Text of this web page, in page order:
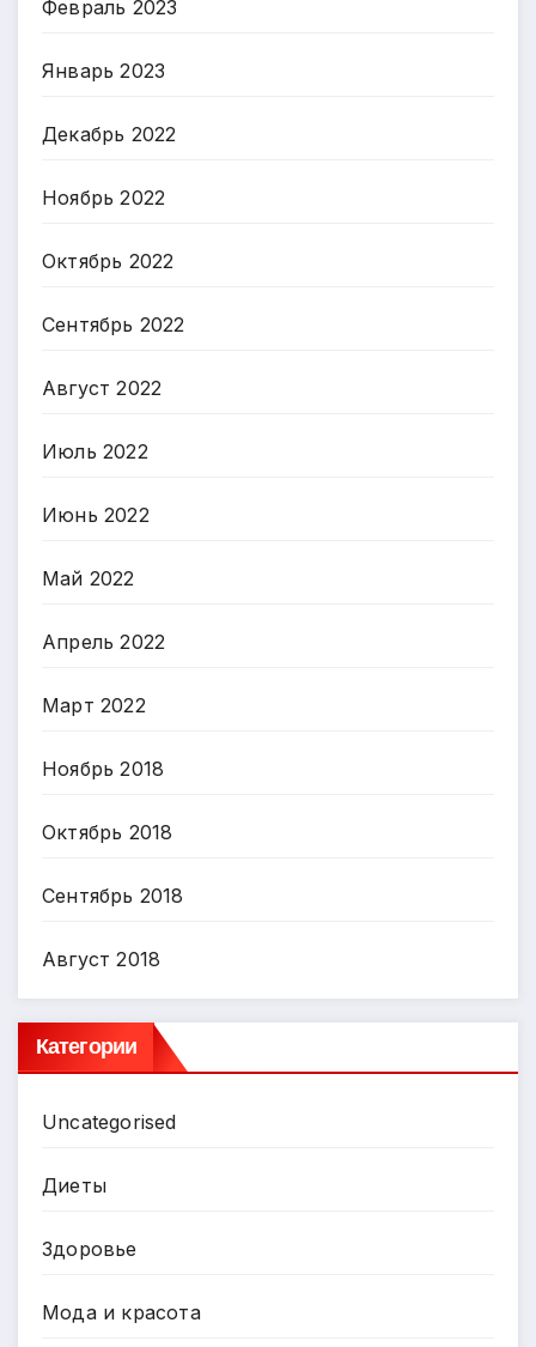
Февраль 2023
Январь 2023
Декабрь 2022
Ноябрь 2022
Октябрь 2022
Сентябрь 2022
Август 2022
Июль 2022
Июнь 2022
Май 2022
Апрель 2022
Март 2022
Ноябрь 2018
Октябрь 2018
Сентябрь 2018
Август 2018
Категории
Uncategorised
Диеты
Здоровье
Мода и красота